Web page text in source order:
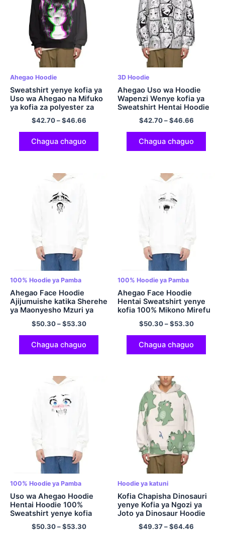
Ahegao Hoodie
Sweatshirt yenye kofia ya
Uso wa Ahegao na Mifuko
ya kofia za polyester za
Hentai Pullover
$42.70–$46.66
Chagua chaguo
3D Hoodie
Ahegao Uso wa Hoodie
Wapenzi Wenye kofia ya
Sweatshirt Hentai Hoodie
Hoodie ya Kijapani ya
Hoodie Polyester Pullover
$42.70–$46.66
Chagua chaguo
100% Hoodie ya Pamba
Ahegao Face Hoodie
Ajijumuishe katika Sherehe
ya Maonyesho Mzuri ya
Sweatshirt ya Anime 100%
Pamba Oversized Cozy
Comfort Hoodies
Multicolor
$50.30–$53.30
Chagua chaguo
100% Hoodie ya Pamba
Ahegao Face Hoodie
Hentai Sweatshirt yenye
kofia 100% Mikono Mirefu
ya Pamba ya Kuvuta
Hoodie Multicolor
$50.30–$53.30
Chagua chaguo
100% Hoodie ya Pamba
Uso wa Ahegao Hoodie
Hentai Hoodie 100%
Sweatshirt yenye kofia
nyingi ya Pamba Multicolor
$50.30–$53.30
Hoodie ya katuni
Kofia Chapisha Dinosauri
yenye Kofia ya Ngozi ya
Joto ya Dinosaur Hoodie
Hoodie ya Ukubwa wa
Umoja wa Ulaya
$49.37–$64.46